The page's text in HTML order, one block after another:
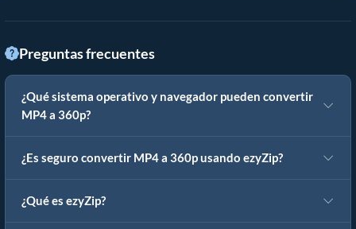
Preguntas frecuentes
¿Qué sistema operativo y navegador pueden convertir
MP4 a 360p?
¿Es seguro convertir MP4 a 360p usando ezyZip?
¿Qué es ezyZip?